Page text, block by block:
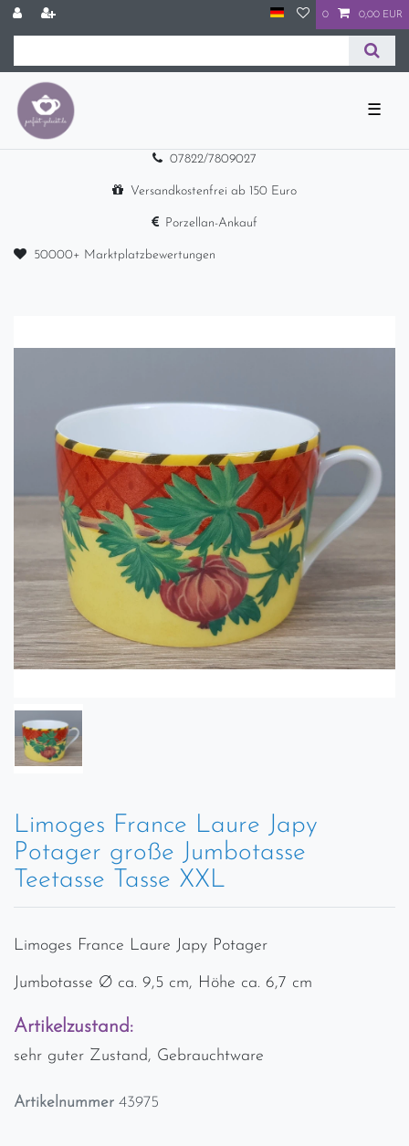
0 0,00 EUR
☰
07822/7809027
Versandkostenfrei ab 150 Euro
Porzellan-Ankauf
50000+ Marktplatzbewertungen
Limoges France Laure Japy
Potager große Jumbotasse
Teetasse Tasse XXL
Limoges France Laure Japy Potager
Jumbotasse Ø ca. 9,5 cm, Höhe ca. 6,7 cm
Artikelzustand:
sehr guter Zustand, Gebrauchtware
Artikelnummer 43975